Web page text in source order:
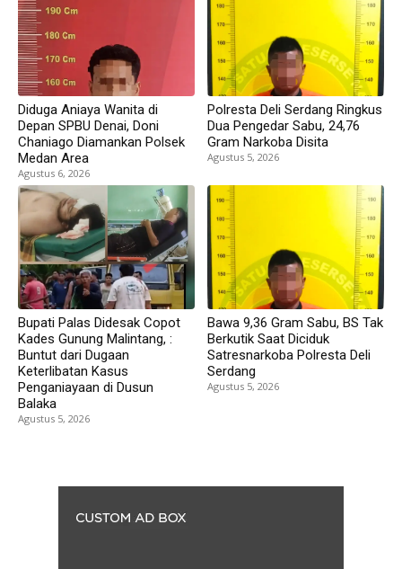
Diduga Aniaya Wanita di
Depan SPBU Denai, Doni
Chaniago Diamankan Polsek
Medan Area
Agustus 6, 2026
Polresta Deli Serdang Ringkus
Dua Pengedar Sabu, 24,76
Gram Narkoba Disita
Agustus 5, 2026
Bupati Palas Didesak Copot
Kades Gunung Malintang, :
Buntut dari Dugaan
Keterlibatan Kasus
Penganiayaan di Dusun
Balaka
Agustus 5, 2026
Bawa 9,36 Gram Sabu, BS Tak
Berkutik Saat Diciduk
Satresnarkoba Polresta Deli
Serdang
Agustus 5, 2026